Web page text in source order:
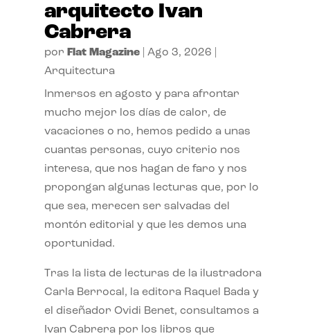
arquitecto Ivan
Cabrera
por Flat Magazine| Ago 3, 2026
Arquitectura
Inmersos en agosto y para afrontar
mucho mejor los días de calor, de
vacaciones o no, hemos pedido a unas
cuantas personas, cuyo criterio nos
interesa, que nos hagan de faro y nos
propongan algunas lecturas que, por lo
que sea, merecen ser salvadas del
montón editorial y que les demos una
oportunidad.
Tras la lista de lecturas de la ilustradora
Carla Berrocal, la editora Raquel Bada y
el diseñador Ovidi Benet, consultamos a
Ivan Cabrera por los libros que